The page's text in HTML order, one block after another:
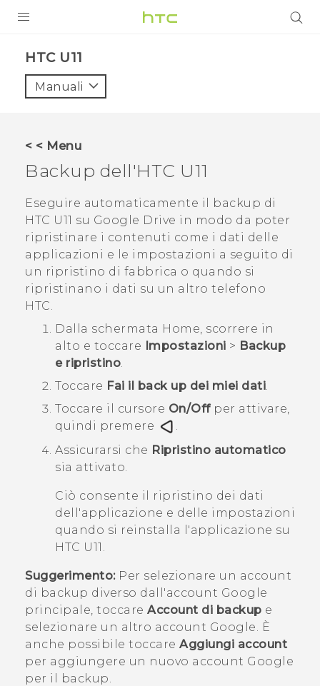
VIVE
ASSISTENZA
Accessori e dispositivi HTC
Accesso
HTC U11‎
Manuali
< < Menu
Backup dell'HTC U11
Eseguire automaticamente il backup di
HTC U11 su Google Drive in modo da poter
ripristinare i contenuti come i dati delle
applicazioni e le impostazioni a seguito di
un ripristino di fabbrica o quando si
ripristinano i dati su un altro telefono
HTC.
Dalla schermata Home, scorrere in
alto e toccare
Impostazioni > Backup
e ripristino.
Toccare Fai il back up dei miei dati.
Toccare il cursore On/Offper attivare,
quindi premere
.
Assicurarsi che Ripristino automatico
sia attivato.
Ciò consente il ripristino dei dati
dell'applicazione e delle impostazioni
quando si reinstalla l'applicazione su
HTC U11
Suggerimento:Per selezionare un account
di backup diverso dall'account Google
principale, toccare Account di backup e
selezionare un altro account Google . È
anche possibile toccare Aggiungi account
per aggiungere un nuovo account Google
per il backup.